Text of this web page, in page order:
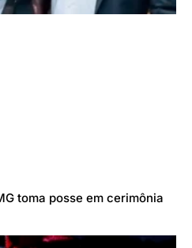
toma posse em cerimônia